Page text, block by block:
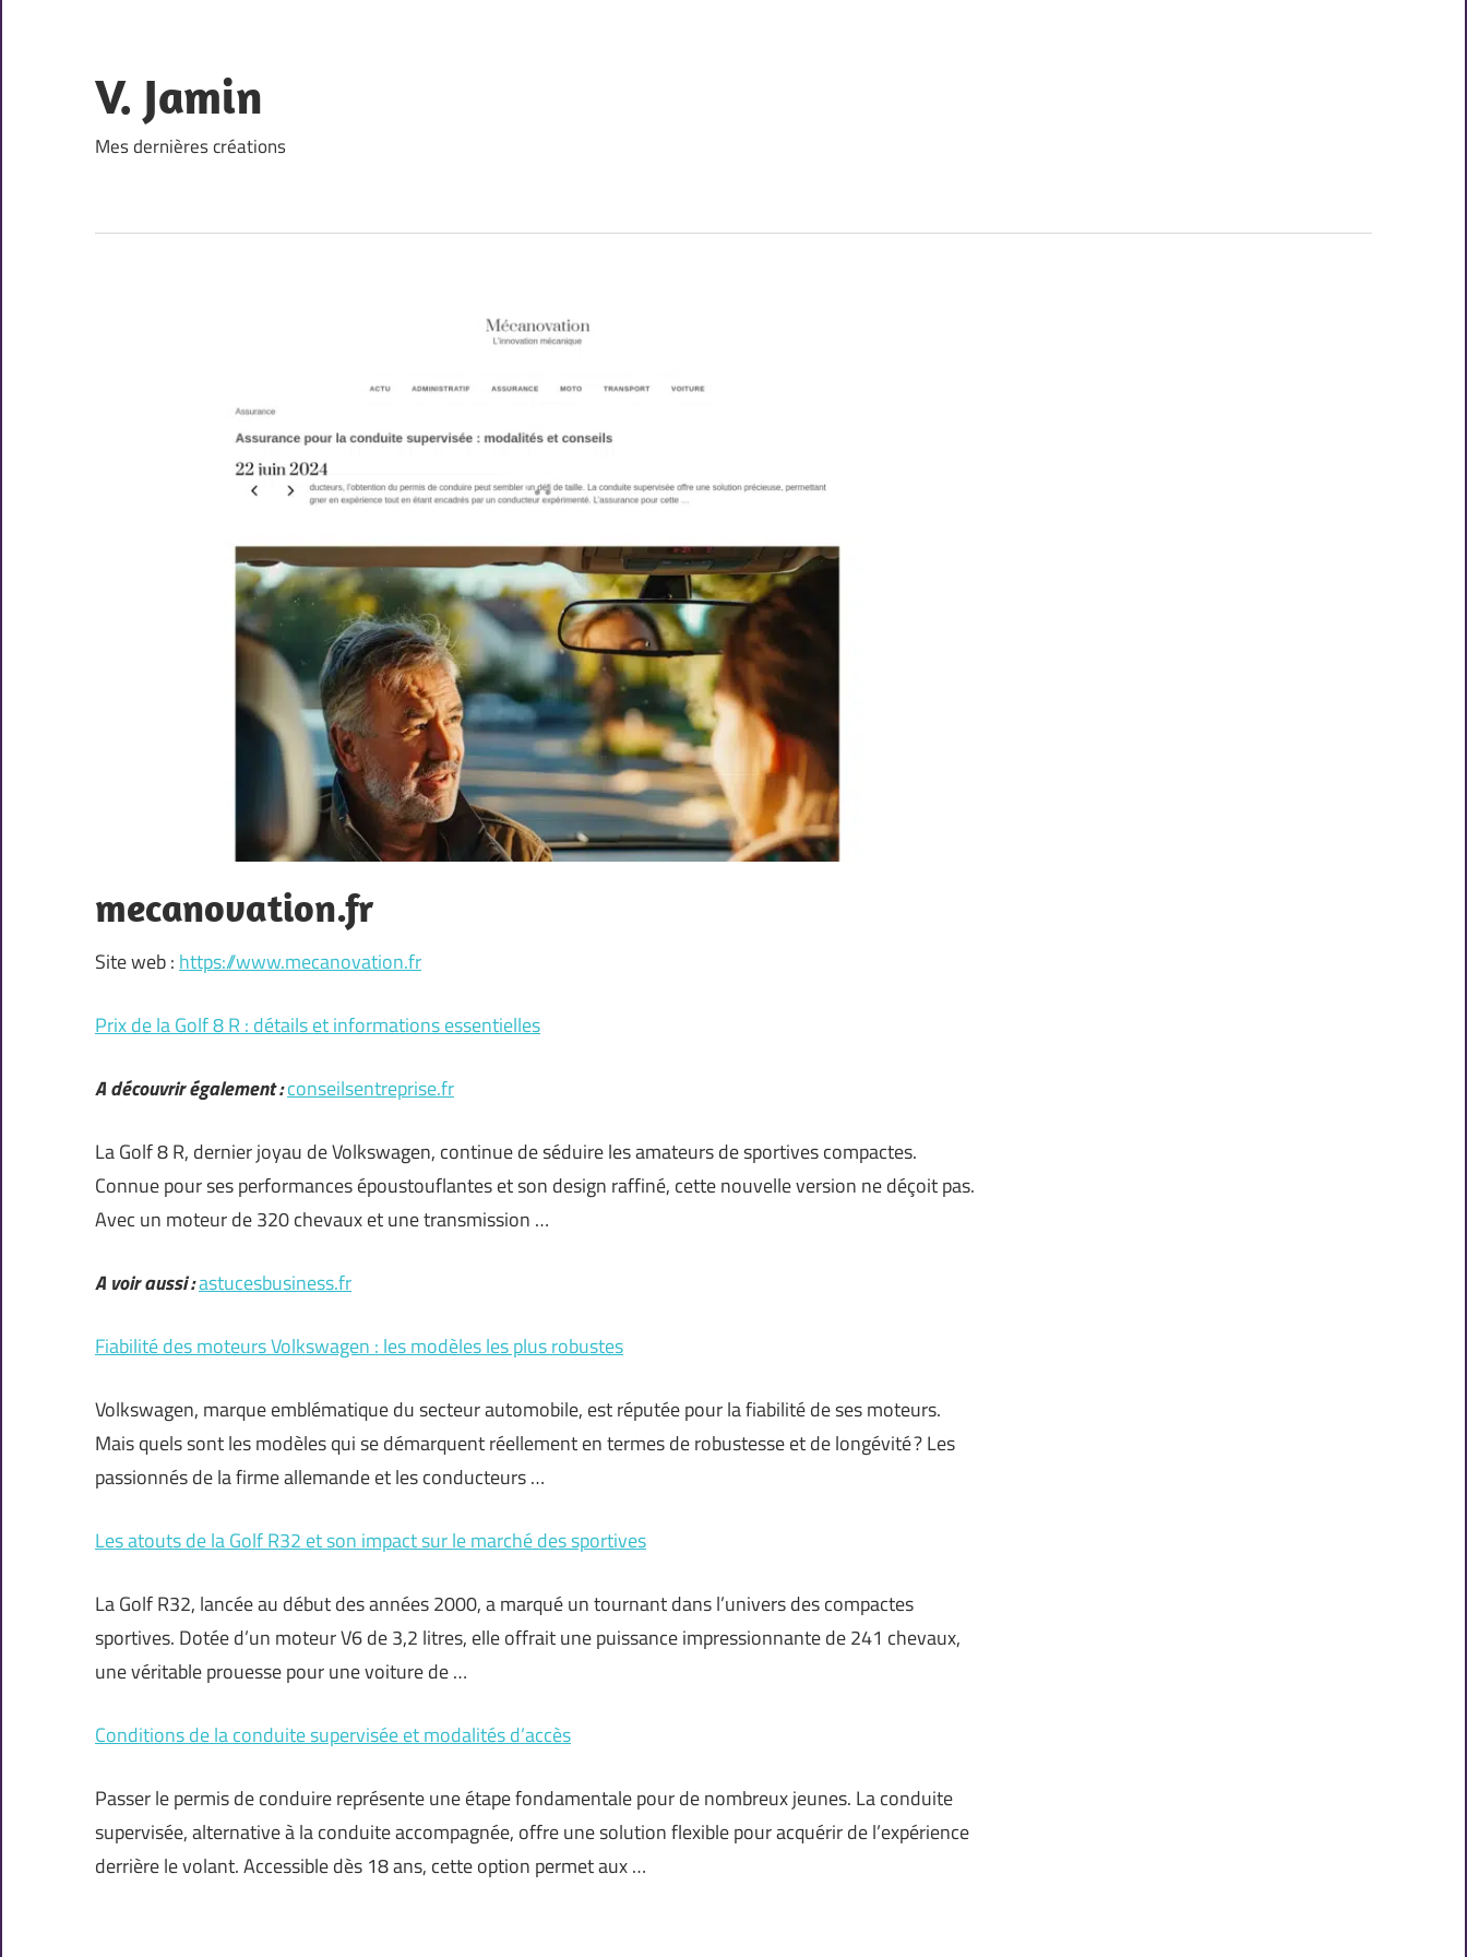
content
V. Jamin
Mes dernières créations
mecanovation.fr
Site web : https://www.mecanovation.fr
Prix de la Golf 8 R : détails et informations essentielles
A découvrir également :conseilsentreprise.fr
La Golf 8 R, dernier joyau de Volkswagen, continue de séduire les amateurs de sportives compactes.
Connue pour ses performances époustouflantes et son design raffiné, cette nouvelle version ne déçoit pas.
Avec un moteur de 320 chevaux et une transmission …
A voir aussi :astucesbusiness.fr
Fiabilité des moteurs Volkswagen : les modèles les plus robustes
Volkswagen, marque emblématique du secteur automobile, est réputée pour la fiabilité de ses moteurs.
Mais quels sont les modèles qui se démarquent réellement en termes de robustesse et de longévité ? Les
passionnés de la firme allemande et les conducteurs …
Les atouts de la Golf R32 et son impact sur le marché des sportives
La Golf R32, lancée au début des années 2000, a marqué un tournant dans l’univers des compactes
sportives. Dotée d’un moteur V6 de 3,2 litres, elle offrait une puissance impressionnante de 241 chevaux,
une véritable prouesse pour une voiture de …
Conditions de la conduite supervisée et modalités d’accès
Passer le permis de conduire représente une étape fondamentale pour de nombreux jeunes. La conduite
supervisée, alternative à la conduite accompagnée, offre une solution flexible pour acquérir de l’expérience
derrière le volant. Accessible dès 18 ans, cette option permet aux …